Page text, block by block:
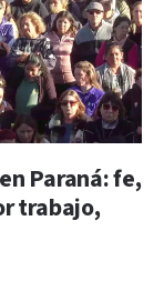
Paraná: fe,
trabajo,